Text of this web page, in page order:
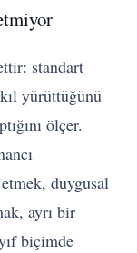
standart
yürüttüğünü
ölçer.
duygusal
ayrı bir
biçimde